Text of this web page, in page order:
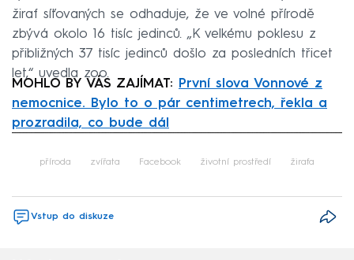
žiraf síťovaných se odhaduje, že ve volné přírodě
zbývá okolo 16 tisíc jedinců. „K velkému poklesu z
přibližných 37 tisíc jedinců došlo za posledních třicet
let,“ uvedla zoo.
MOHLO BY VÁS ZAJÍMAT: První slova Vonnové z
nemocnice. Bylo to o pár centimetrech, řekla a
prozradila, co bude dál
příroda zvířata Facebook životní prostředí žirafa
Vstup do diskuze